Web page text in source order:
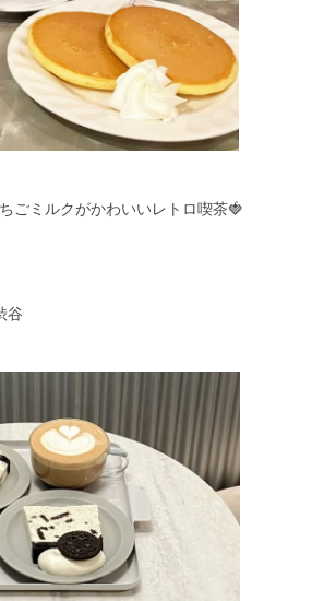
ごミルクがかわいいレトロ喫茶🍓
谷